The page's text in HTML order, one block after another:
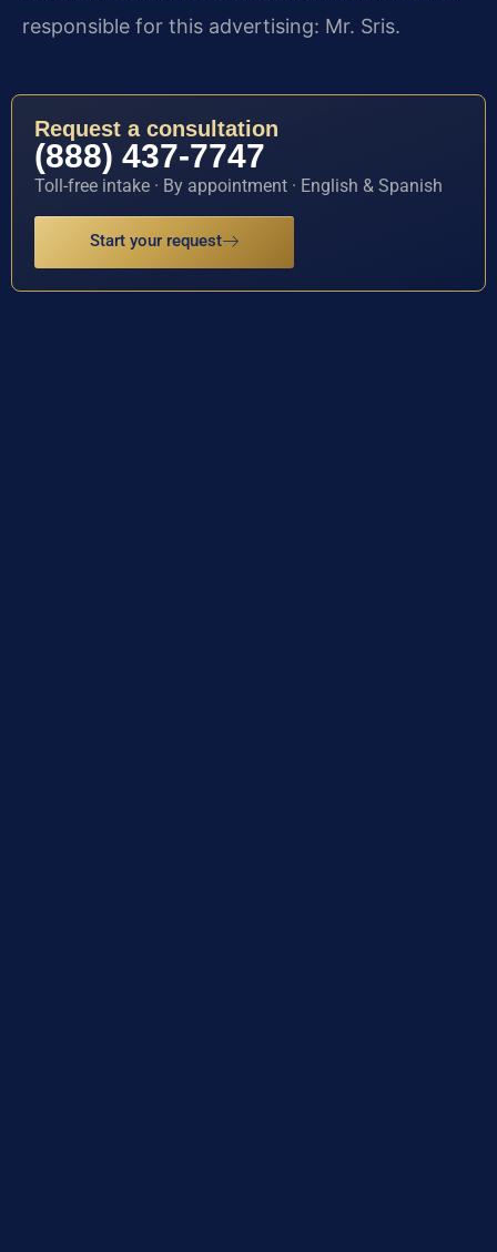
responsible for this advertising: Mr. Sris.
Request a consultation
(888) 437-7747
Toll-free intake · By appointment · English & Spanish
Start your request